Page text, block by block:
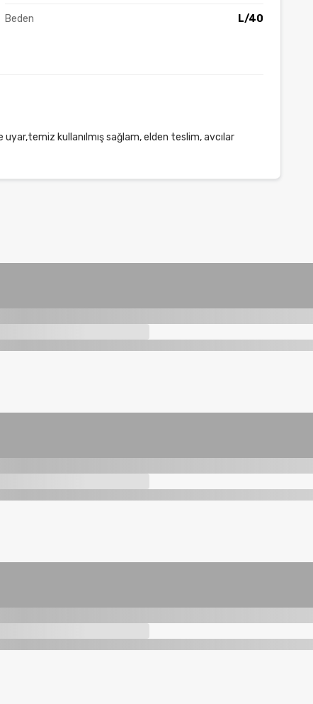
Beden L/40
kullanılmış sağlam, elden teslim, avcılar